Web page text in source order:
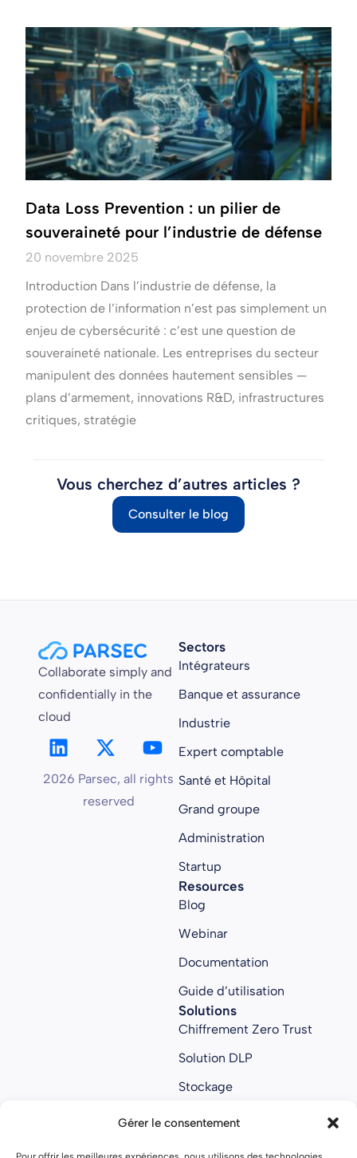
Gérer le consentement
Data Loss Prevention : un pilier de
souveraineté pour l’industrie de défense
20 novembre 2025
Introduction Dans l’industrie de défense, la
protection de l’information n’est pas simplement un
enjeu de cybersécurité : c’est une question de
souveraineté nationale. Les entreprises du secteur
manipulent des données hautement sensibles —
plans d’armement, innovations R&D, infrastructures
critiques, stratégie
Vous cherchez d’autres articles ?
Consulter le blog
Collaborate simply and
confidentially in the
cloud
2026 Parsec, all rights
reserved
Sectors
Intégrateurs
Banque et assurance
Industrie
Expert comptable
Santé et Hôpital
Grand groupe
Administration
Startup
Resources
Blog
Webinar
Documentation
Guide d’utilisation
Solutions
Chiffrement Zero Trust
Solution DLP
Stockage
Collaboratif